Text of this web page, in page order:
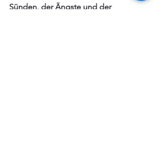
Sünden, der Ängste und der